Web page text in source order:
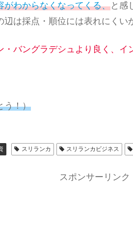
がわからなくなってくる、と感
は採点・順位には表れにくい
・バングラデシュより良く、イ
う！）
スリランカ スリランカビジネス
スポンサーリンク